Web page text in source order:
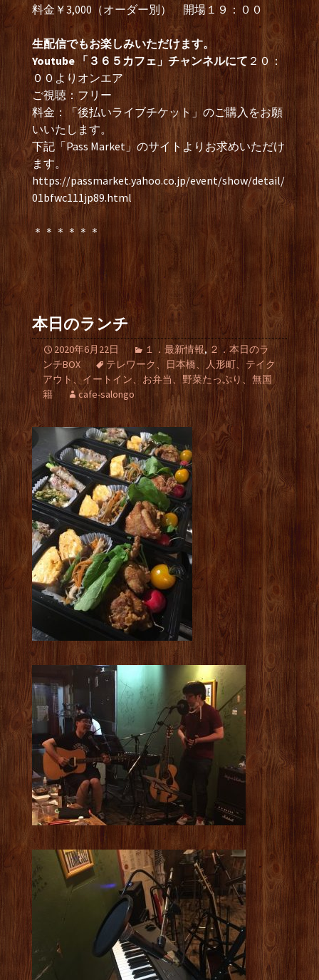
料金￥3,000（オーダー別） 開場１９：００
生配信でもお楽しみいただけます。
Youtube 「３６５カフェ」チャンネルにて ２０：
００よりオンエア
ご視聴：フリー
料金：「後払いライブチケット」のご購入をお願
いいたします。
下記「Pass Market」のサイトよりお求めいただけ
ます。
https://passmarket.yahoo.co.jp/event/show/detail/
01bfwc111jp89.html
＊＊＊＊＊＊
本日のランチ
2020年6月22日 １．最新情報, ２．本日のラ
ンチBOX
テレワーク、日本橋、人形町、テイク
アウト、イートイン、お弁当、野菜たっぷり、無国
籍
cafe-salongo